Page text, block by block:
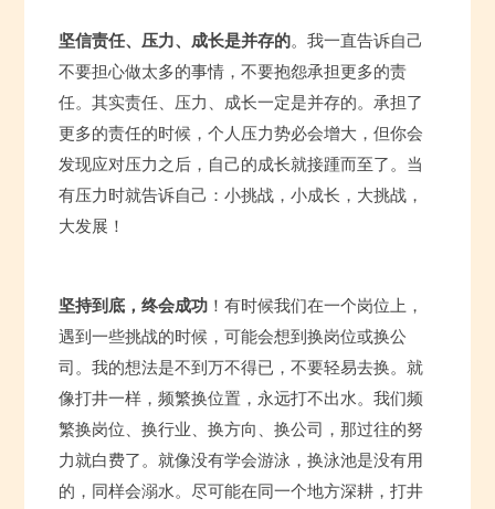
坚信责任、压力、成长是并存的。我一直告诉自己
不要担心做太多的事情，不要抱怨承担更多的责
任。其实责任、压力、成长一定是并存的。承担了
更多的责任的时候，个人压力势必会增大，但你会
发现应对压力之后，自己的成长就接踵而至了。当
有压力时就告诉自己：小挑战，小成长，大挑战，
大发展！
坚持到底，终会成功！有时候我们在一个岗位上，
遇到一些挑战的时候，可能会想到换岗位或换公
司。我的想法是不到万不得已，不要轻易去换。就
像打井一样，频繁换位置，永远打不出水。我们频
繁换岗位、换行业、换方向、换公司，那过往的努
力就白费了。就像没有学会游泳，换泳池是没有用
的，同样会溺水。尽可能在同一个地方深耕，打井